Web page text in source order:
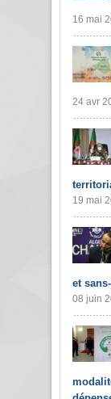
16 mai
24 avr
19 mai
et
08 juin